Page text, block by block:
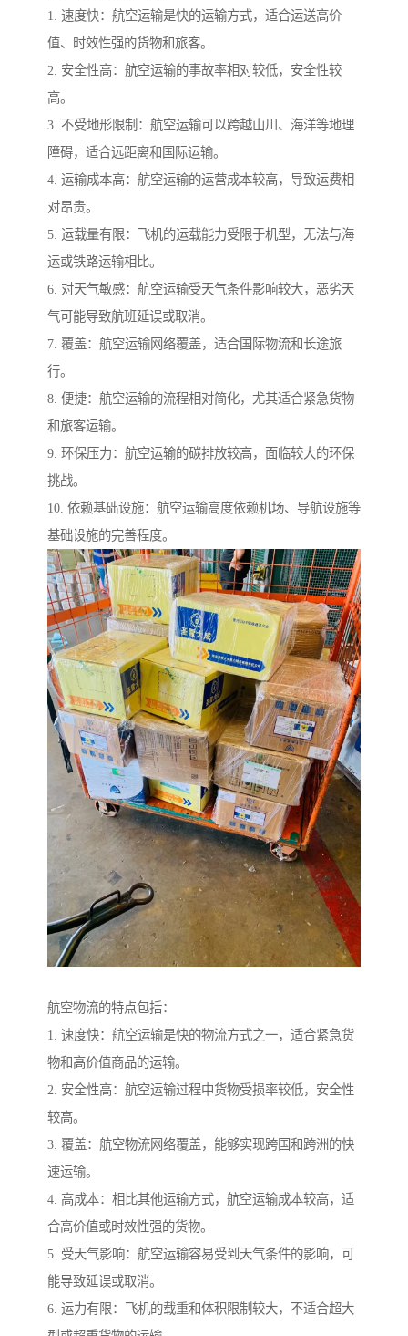
1. 速度快：航空运输是快的运输方式，适合运送高价
值、时效性强的货物和旅客。
2. 安全性高：航空运输的事故率相对较低，安全性较
高。
3. 不受地形限制：航空运输可以跨越山川、海洋等地理
障碍，适合远距离和国际运输。
4. 运输成本高：航空运输的运营成本较高，导致运费相
对昂贵。
5. 运载量有限：飞机的运载能力受限于机型，无法与海
运或铁路运输相比。
6. 对天气敏感：航空运输受天气条件影响较大，恶劣天
气可能导致航班延误或取消。
7. 覆盖：航空运输网络覆盖，适合国际物流和长途旅
行。
8. 便捷：航空运输的流程相对简化，尤其适合紧急货物
和旅客运输。
9. 环保压力：航空运输的碳排放较高，面临较大的环保
挑战。
10. 依赖基础设施：航空运输高度依赖机场、导航设施等
基础设施的完善程度。
航空物流的特点包括：
1. 速度快：航空运输是快的物流方式之一，适合紧急货
物和高价值商品的运输。
2. 安全性高：航空运输过程中货物受损率较低，安全性
较高。
3. 覆盖：航空物流网络覆盖，能够实现跨国和跨洲的快
速运输。
4. 高成本：相比其他运输方式，航空运输成本较高，适
合高价值或时效性强的货物。
5. 受天气影响：航空运输容易受到天气条件的影响，可
能导致延误或取消。
6. 运力有限：飞机的载重和体积限制较大，不适合超大